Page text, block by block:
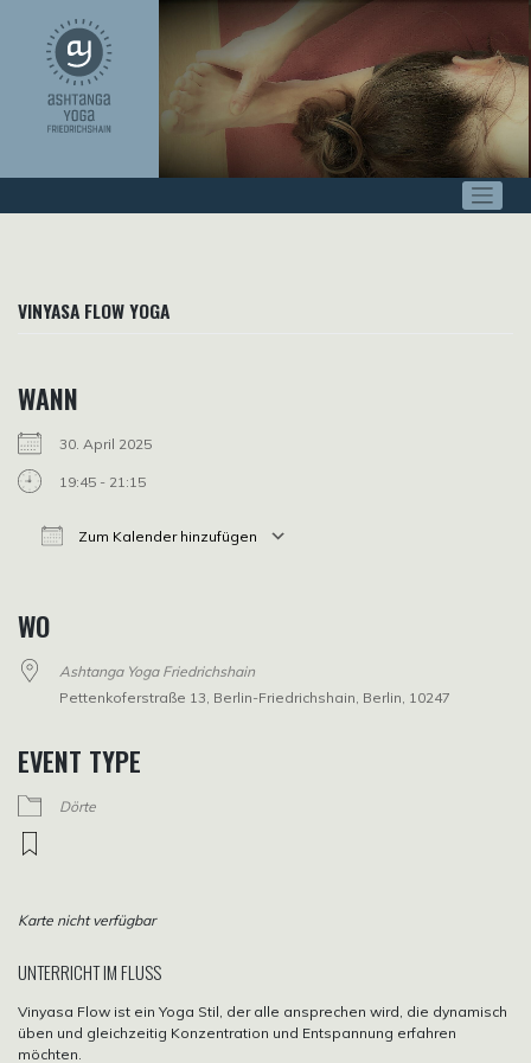
springen
VINYASA FLOW YOGA
WANN
30. April 2025
19:45 - 21:15
Zum Kalender hinzufügen
WO
Ashtanga Yoga Friedrichshain
Pettenkoferstraße 13, Berlin-Friedrichshain, Berlin, 10247
EVENT TYPE
Dörte
Karte nicht verfügbar
UNTERRICHT IM FLUSS
Vinyasa Flow ist ein Yoga Stil, der alle ansprechen wird, die dynamisch
üben und gleichzeitig Konzentration und Entspannung erfahren
möchten.